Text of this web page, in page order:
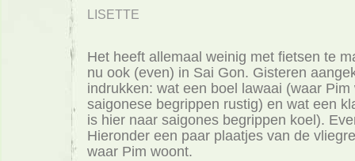
LISETTE
Het heeft allemaal weinig met fietsen te
nu ook (even) in Sai Gon. Gisteren
indrukken: wat een boel lawaai (waar
saigonese begrippen rustig) en wat een
is hier naar saigones begrippen koel).
Hieronder een paar plaatjes van de
waar Pim woont.